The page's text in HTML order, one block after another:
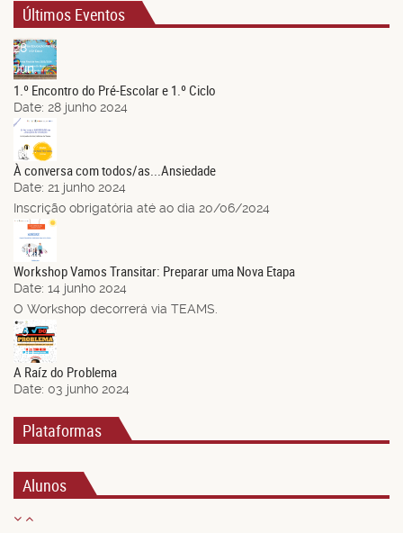
Últimos Eventos
28
Jun.
1.º Encontro do Pré-Escolar e 1.º Ciclo
Date: 28 junho 2024
21
Jun.
À conversa com todos/as...Ansiedade
Date: 21 junho 2024
Inscrição obrigatória até ao dia 20/06/2024
Jun.
Workshop Vamos Transitar: Preparar uma Nova Etapa
Date: 14 junho 2024
O Workshop decorrerá via TEAMS.
03
Jun.
A Raíz do Problema
Date: 03 junho 2024
Plataformas
Alunos